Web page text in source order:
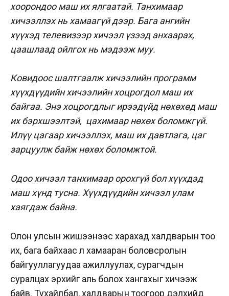
хоорондоо маш их ялгаатай. Танхимаар
хичээллэх нь хамаагүй дээр. Бага ангийн
хүүхэд телевизээр хичээл үзээд анхаарах,
цаашлаад ойлгох нь мэдээж муу.
Ковидоос шалтгаалж хичээлийн программ
хүүхдүүдийн хичээлийн хоцрогдол маш их
байгаа. Энэ хоцрогдлыг ирээдүйд нөхөхөд маш
их бэрхшээлтэй, цахимаар нөхөх боломжгүй.
Илүү цагаар хичээллэх, маш их давтлага, цаг
зарцуулж байж нөхөх боломжтой.
Одоо хичээл танхимаар орохгүй бол хүүхдэд
маш хүнд тусна. Хүүхдүүдийн хичээл улам
хаягдаж байна.
Олон улсын жишээнээс харахад халдварын тоо
их, бага байхаас үл хамааран боловсролын
байгууллагуудаа ажиллуулах, сурагчдын
суралцах эрхийг аль болох хангахыг хичээж
байв. Тухайлбал, халдварын тоогоор дэлхийд